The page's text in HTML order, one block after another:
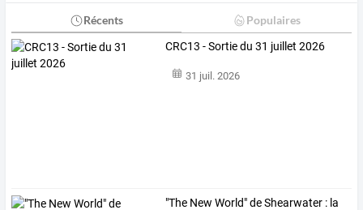
Récents Populaires
CRC13 - Sortie du 31 juillet 2026
31 juil. 2026
"The New World" de Shearwater : la